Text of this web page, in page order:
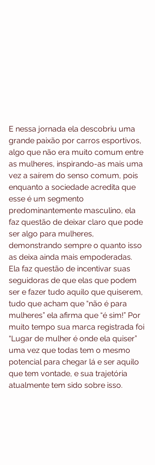
E nessa jornada ela descobriu uma
grande paixão por carros esportivos,
algo que não era muito comum entre
as mulheres, inspirando-as mais uma
vez a saírem do senso comum, pois
enquanto a sociedade acredita que
esse é um segmento
predominantemente masculino, ela
faz questão de deixar claro que pode
ser algo para mulheres,
demonstrando sempre o quanto isso
as deixa ainda mais empoderadas.
Ela faz questão de incentivar suas
seguidoras de que elas que podem
ser e fazer tudo aquilo que quiserem,
tudo que acham que “não é para
mulheres” ela afirma que “é sim!” Por
muito tempo sua marca registrada foi
“Lugar de mulher é onde ela quiser”
uma vez que todas tem o mesmo
potencial para chegar lá e ser aquilo
que tem vontade, e sua trajetória
atualmente tem sido sobre isso.